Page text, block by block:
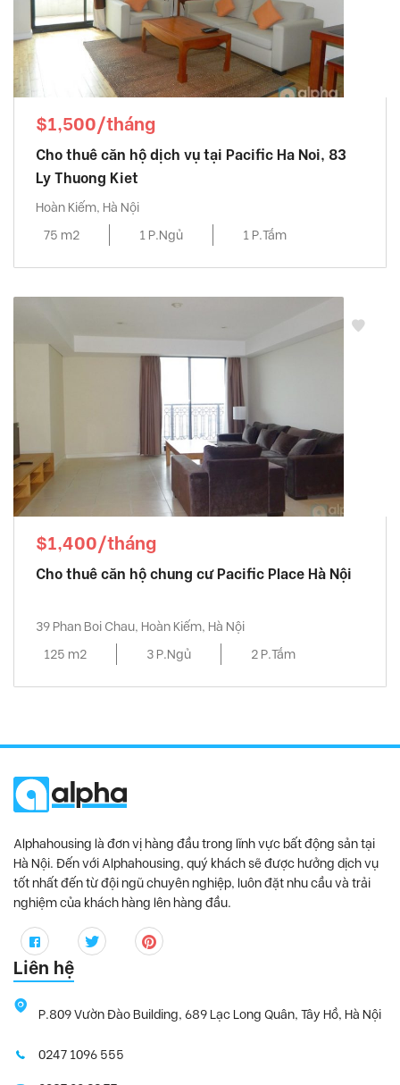
$1,500/tháng
Cho thuê căn hộ dịch vụ tại Pacific Ha Noi, 83
Ly Thuong Kiet
Hoàn Kiếm, Hà Nội
75 m2
1 P.Ngủ 1 P.Tắm
$1,400/tháng
Cho thuê căn hộ chung cư Pacific Place Hà Nội
39 Phan Boi Chau, Hoàn Kiếm, Hà Nội
125 m2
3 P.Ngủ 2 P.Tắm
Alphahousing là đơn vị hàng đầu trong lĩnh vực bất động sản tại
Hà Nội. Đến với Alphahousing, quý khách sẽ được hưởng dịch vụ
tốt nhất đến từ đội ngũ chuyên nghiệp, luôn đặt nhu cầu và trải
nghiệm của khách hàng lên hàng đầu.
Liên hệ
P.809 Vườn Đào Building, 689 Lạc Long Quân, Tây Hồ, Hà Nội
0247 1096 555